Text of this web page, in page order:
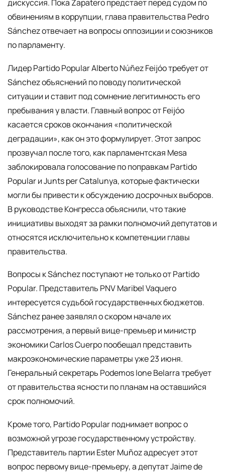
дискуссия. Пока Zapatero предстает перед судом по
обвинениям в коррупции, глава правительства Pedro
Sánchez отвечает на вопросы оппозиции и союзников
по парламенту.
Лидер Partido Popular Alberto Núñez Feijóo требует от
Sánchez объяснений по поводу политической
ситуации и ставит под сомнение легитимность его
пребывания у власти. Главный вопрос от Feijóo
касается сроков окончания «политической
деградации», как он это формулирует. Этот запрос
прозвучал после того, как парламентская Mesa
заблокировала голосование по поправкам Partido
Popular и Junts per Catalunya, которые фактически
могли бы привести к обсуждению досрочных выборов.
В руководстве Конгресса объяснили, что такие
инициативы выходят за рамки полномочий депутатов и
относятся исключительно к компетенции главы
правительства.
Вопросы к Sánchez поступают не только от Partido
Popular. Представитель PNV Maribel Vaquero
интересуется судьбой государственных бюджетов.
Sánchez ранее заявлял о скором начале их
рассмотрения, а первый вице-премьер и министр
экономики Carlos Cuerpo пообещал представить
макроэкономические параметры уже 23 июня.
Генеральный секретарь Podemos Ione Belarra требует
от правительства ясности по планам на оставшийся
срок полномочий.
Кроме того, Partido Popular поднимает вопрос о
возможной угрозе государственному устройству.
Представитель партии Ester Muñoz адресует этот
вопрос первому вице-премьеру, а депутат Jaime de